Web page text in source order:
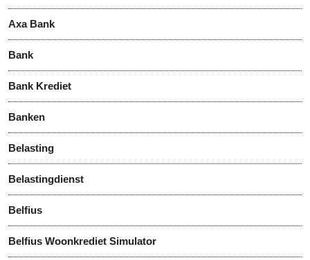
Axa Bank
Bank
Bank Krediet
Banken
Belasting
Belastingdienst
Belfius
Belfius Woonkrediet Simulator